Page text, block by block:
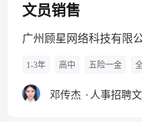
文员销售
广州顾星网络科技有限
1-3年 高中 五险一金
邓传杰 · 人事招聘